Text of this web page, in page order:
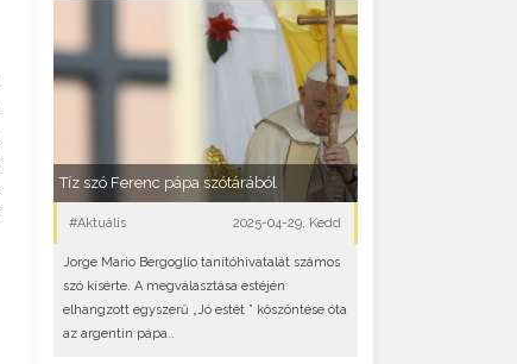
Tíz szó Ferenc pápa szótárából
#Aktuális 2025-04-29, Kedd
Jorge Mario Bergoglio tanítóhivatalát számos
szó kísérte. A megválasztása estéjén
elhangzott egyszerű „Jó estét ” köszöntése óta
az argentin pápa..